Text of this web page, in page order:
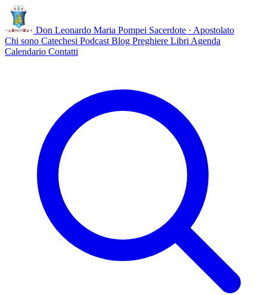
Don Leonardo Maria Pompei Sacerdote · Apostolato
Chi sono Catechesi Podcast Blog Preghiere Libri Agenda
Calendario Contatti